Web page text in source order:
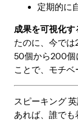
定期的に
成果を可視化す
たのに、今で
50個から200個
ことで、モチベ
スピーキング
あれば、誰で